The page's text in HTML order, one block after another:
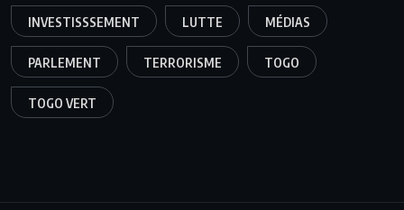
INVESTISSSEMENT LUTTE MÉDIAS
PARLEMENT TERRORISME TOGO
TOGO VERT